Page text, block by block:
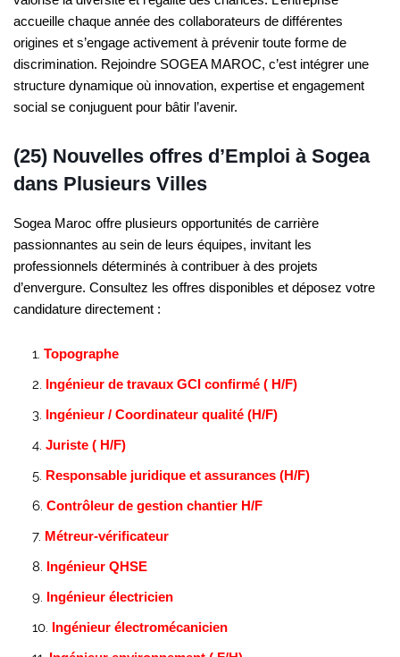
accueille chaque année des collaborateurs de différentes
origines et s’engage activement à prévenir toute forme de
discrimination. Rejoindre SOGEA MAROC, c’est intégrer une
structure dynamique où innovation, expertise et engagement
social se conjuguent pour bâtir l’avenir.
(25) Nouvelles offres d’Emploi à Sogea
dans Plusieurs Villes
Sogea Maroc offre plusieurs opportunités de carrière
passionnantes au sein de leurs équipes, invitant les
professionnels déterminés à contribuer à des projets
d’envergure. Consultez les offres disponibles et déposez votre
candidature directement :
Topographe
Ingénieur de travaux GCI confirmé ( H/F)
Ingénieur / Coordinateur qualité (H/F)
Juriste ( H/F)
Responsable juridique et assurances (H/F)
Contrôleur de gestion chantier H/F
Métreur-vérificateur
Ingénieur QHSE
Ingénieur électricien
Ingénieur électromécanicien